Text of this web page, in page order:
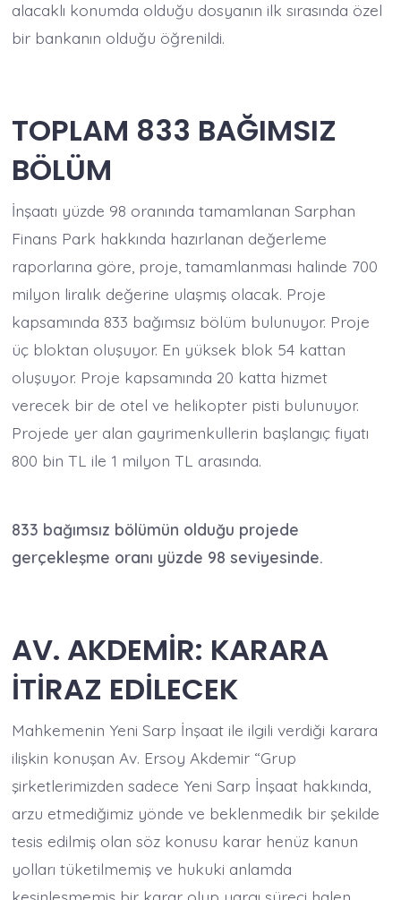
alacaklı konumda olduğu dosyanın ilk sırasında özel
bir bankanın olduğu öğrenildi.
TOPLAM 833 BAĞIMSIZ
BÖLÜM
İnşaatı yüzde 98 oranında tamamlanan Sarphan
Finans Park hakkında hazırlanan değerleme
raporlarına göre, proje, tamamlanması halinde 700
milyon liralık değerine ulaşmış olacak. Proje
kapsamında 833 bağımsız bölüm bulunuyor. Proje
üç bloktan oluşuyor. En yüksek blok 54 kattan
oluşuyor. Proje kapsamında 20 katta hizmet
verecek bir de otel ve helikopter pisti bulunuyor.
Projede yer alan gayrimenkullerin başlangıç fiyatı
800 bin TL ile 1 milyon TL arasında.
833 bağımsız bölümün olduğu projede
gerçekleşme oranı yüzde 98 seviyesinde.
AV. AKDEMİR: KARARA
İTİRAZ EDİLECEK
Mahkemenin Yeni Sarp İnşaat ile ilgili verdiği karara
ilişkin konuşan Av. Ersoy Akdemir “Grup
şirketlerimizden sadece Yeni Sarp İnşaat hakkında,
arzu etmediğimiz yönde ve beklenmedik bir şekilde
tesis edilmiş olan söz konusu karar henüz kanun
yolları tüketilmemiş ve hukuki anlamda